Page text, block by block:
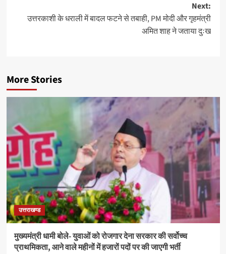
Next:
उत्तरकाशी के धराली में बादल फटने से तबाही, PM मोदी और गृहमंत्री
अमित शाह ने जताया दुःख
More Stories
उत्तराखण्ड
मुख्यमंत्री धामी बोले- युवाओं को रोजगार देना सरकार की सर्वोच्च
प्राथमिकता, आने वाले महीनों में हजारों पदों पर की जाएगी भर्ती